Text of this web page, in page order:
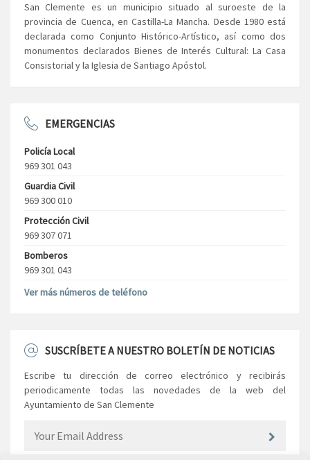
San Clemente es un municipio situado al suroeste de la
provincia de Cuenca, en Castilla-La Mancha. Desde 1980 está
declarada como Conjunto Histórico-Artístico, así como dos
monumentos declarados Bienes de Interés Cultural: La Casa
Consistorial y la Iglesia de Santiago Apóstol.
EMERGENCIAS
Policía Local
969 301 043
Guardia Civil
969 300 010
Protección Civil
969 307 071
Bomberos
969 301 043
Ver más números de teléfono
SUSCRÍBETE A NUESTRO BOLETÍN DE NOTICIAS
Escribe tu dirección de correo electrónico y recibirás
periodicamente todas las novedades de la web del
Ayuntamiento de San Clemente